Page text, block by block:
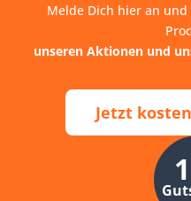
Melde Dich hier an
unseren Aktionen und
Jetzt